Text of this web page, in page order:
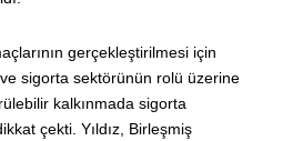
gerçekleştirilmesi için
ve sigorta sektörünün rolü üzerine
kalkınmada sigorta
çekti. Yıldız, Birleşmiş